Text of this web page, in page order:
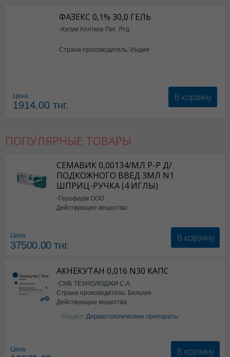
ФАЗЕКС 0,1% 30,0 ГЕЛЬ
-Кусум Хелткер Пвт. Лтд.
Страна производитель: Индия
Цена
1914.00 тнг.
В корзину
ПОПУЛЯРНЫЕ ТОВАРЫ
СЕМАВИК 0,00134/МЛ Р-Р Д/
ПОДКОЖНОГО ВВЕД 3МЛ N1
ШПРИЦ-РУЧКА (4 ИГЛЫ)
-Герофарм ООО
Действующие вещества:
Цена
37500.00тнг.
В корзину
АКНЕКУТАН 0,016 N30 КАПС
-СМБ ТЕХНОЛОДЖИ С.А.
Страна производитель: Бельгия
Действующие вещества:
Изотретиноин
Раздел: Дерматологические препараты
Цена В корзину